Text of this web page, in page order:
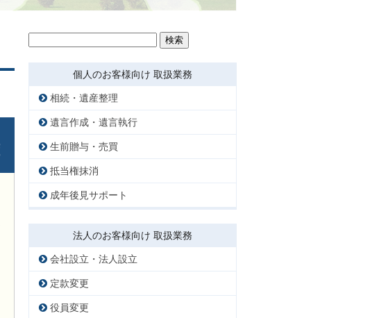
検
索:
個人のお客様向け 取扱業務
相続・遺産整理
遺言作成・遺言執行
生前贈与・売買
抵当権抹消
成年後見サポート
法人のお客様向け 取扱業務
会社設立・法人設立
定款変更
役員変更